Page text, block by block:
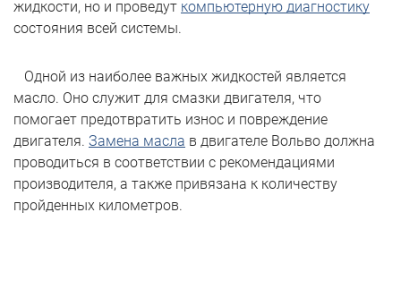
жидкости, но и проведут компьютерную диагностику
состояния всей системы.
Одной из наиболее важных жидкостей является
масло. Оно служит для смазки двигателя, что
помогает предотвратить износ и повреждение
двигателя. Замена масла в двигателе Вольво должна
проводиться в соответствии с рекомендациями
производителя, а также привязана к количеству
пройденных километров.